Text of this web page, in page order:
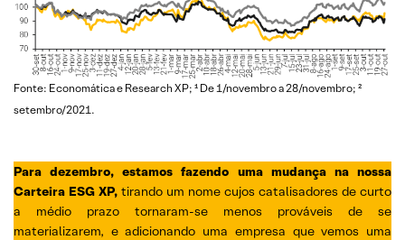
Fonte: Economática e Research XP; ¹ De 1/novembro a 28/novembro; ²
setembro/2021.
Para dezembro, estamos fazendo uma mudança na nossa
Carteira ESG XP, tirando um nome cujos catalisadores de curto
a médio prazo tornaram-se menos prováveis de se
materializarem, e adicionando uma empresa que vemos uma